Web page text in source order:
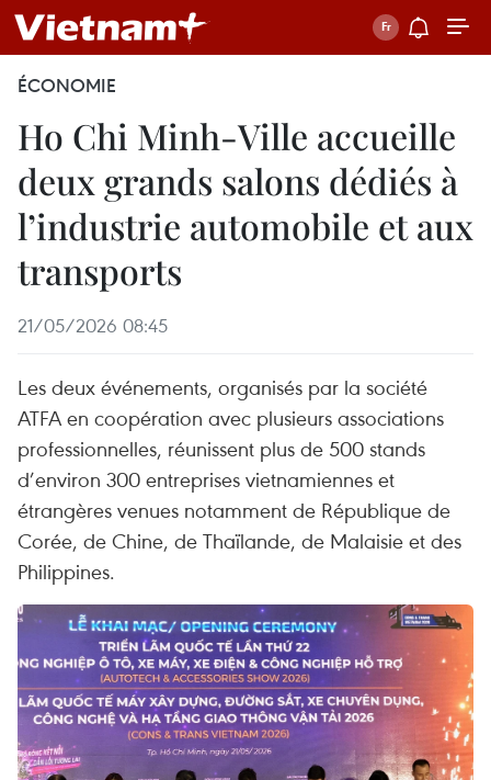
ÉCONOMIE
Ho Chi Minh-Ville accueille
deux grands salons dédiés à
l’industrie automobile et aux
transports
21/05/2026 08:45
Les deux événements, organisés par la société
ATFA en coopération avec plusieurs associations
professionnelles, réunissent plus de 500 stands
d’environ 300 entreprises vietnamiennes et
étrangères venues notamment de République de
Corée, de Chine, de Thaïlande, de Malaisie et des
Philippines.